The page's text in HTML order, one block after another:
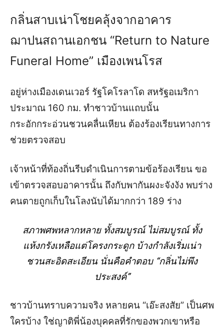
กลิ่นสาบเน่าโชยคลุ้งจากอาคาร
ฌาปนสถานเอกชน “Return to Nature
Funeral Home” เมืองเพนโรส
อยู่ห่างเมืองเดนเวอร์ รัฐโคโรลาโด สหรัฐอเมริกา
ประมาณ 160 กม. ทำชาวบ้านแถบนั้น
กระอักกระอ่วนชวนคลื่นเหียน ต้องร้องเรียนทางการ
ช่วยตรวจสอบ
เจ้าหน้าที่ท้องถิ่นรีบดำเนินการตามข้อร้องเรียน ขอ
เข้าตรวจสอบอาคารนั้น ถึงกับพากันผงะจังงัง พบร่าง
คนตายถูกเก็บในโลงนับได้มากกว่า 189 ร่าง
สภาพศพหลากหลาย ทั้งสมบูรณ์ ไม่สมบูรณ์ ทั้ง
แห้งกรังเหลือแต่โครงกระดูก บ้างกำลังเริ่มเน่า
ชวนสะอิดสะเอียน นั่นคือคำตอบ “กลิ่นไม่พึง
ประสงค์”
ชาวบ้านทราบความจริง หลายคน “เอ๊ะสงสัย” เป็นศพ
ใครบ้าง ใช่ญาติพี่น้องบุคคลที่รักของพวกเขาหรือ